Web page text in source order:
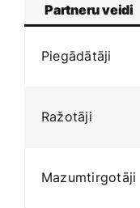
Partneru veidi
Piegādātāji
Ražotāji
Mazumtirgotāji